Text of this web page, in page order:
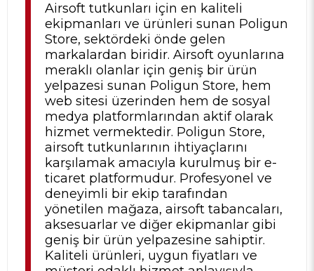
Airsoft tutkunları için en kaliteli
ekipmanları ve ürünleri sunan Poligun
Store, sektördeki önde gelen
markalardan biridir. Airsoft oyunlarına
meraklı olanlar için geniş bir ürün
yelpazesi sunan Poligun Store, hem
web sitesi üzerinden hem de sosyal
medya platformlarından aktif olarak
hizmet vermektedir. Poligun Store,
airsoft tutkunlarının ihtiyaçlarını
karşılamak amacıyla kurulmuş bir e-
ticaret platformudur. Profesyonel ve
deneyimli bir ekip tarafından
yönetilen mağaza, airsoft tabancaları,
aksesuarlar ve diğer ekipmanlar gibi
geniş bir ürün yelpazesine sahiptir.
Kaliteli ürünleri, uygun fiyatları ve